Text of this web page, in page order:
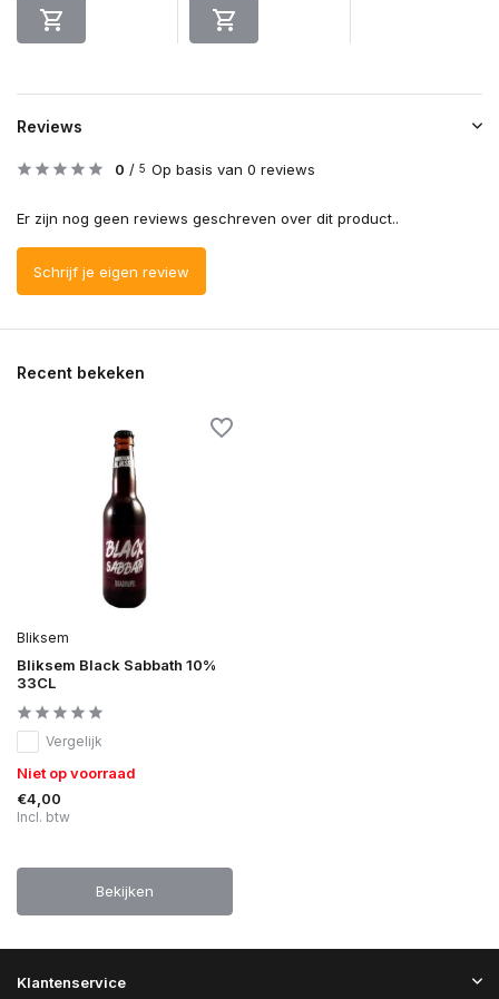
Reviews
0 / 5 Op basis van 0 reviews
Er zijn nog geen reviews geschreven over dit product..
Schrijf je eigen review
Recent bekeken
Bliksem
Bliksem Black Sabbath 10%
33CL
Vergelijk
Niet op voorraad
€4,00
Incl. btw
Bekijken
Klantenservice